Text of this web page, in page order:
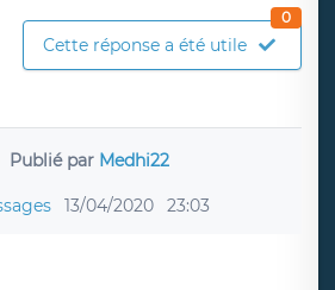
Cette réponse a été utile
0
Publié par Medhi22
13/04/2020 23:03